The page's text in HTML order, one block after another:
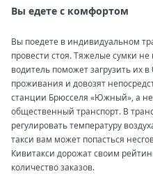
Вы едете с комфортом
Вы поедете в индивидуальном
провести стоя. Тяжелые сумки
водитель поможет загрузить их
проживания и довозят
станции Брюсселя «Южный», а
общественный транспорт. В
регулировать температуру
такси вам может попасться
Кивитакси дорожат своим
количество заказов.